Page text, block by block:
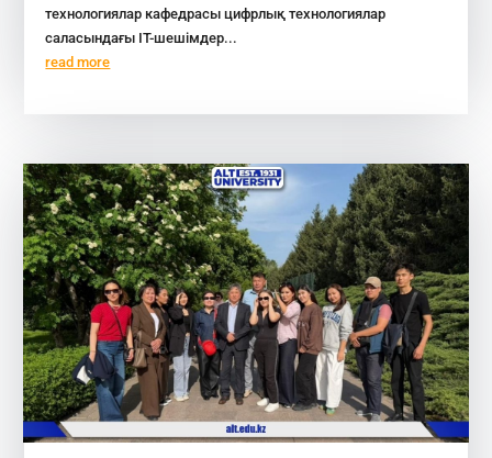
технологиялар кафедрасы цифрлық технологиялар
саласындағы ІТ-шешімдер...
read more